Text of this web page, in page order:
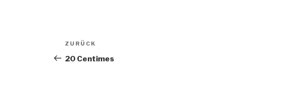
Beitrags-
Navigation
Vorheriger
Beitrag
ZURÜCK
20 Centimes